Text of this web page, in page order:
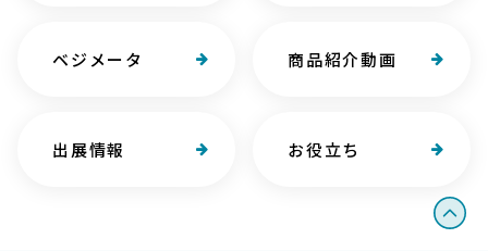
ベジメータ 商品紹介動画
出展情報 お役立ち